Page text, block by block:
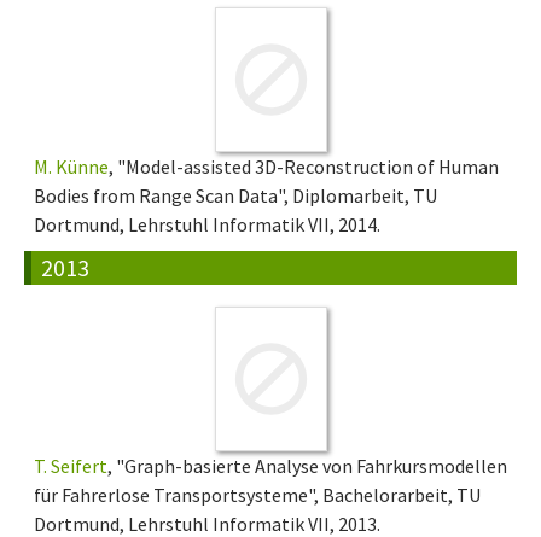
M. Künne, "Model-assisted 3D-Reconstruction of Human
Bodies from Range Scan Data", Diplomarbeit, TU
Dortmund, Lehrstuhl Informatik VII, 2014.
2013
T. Seifert, "Graph-basierte Analyse von Fahrkursmodellen
für Fahrerlose Transportsysteme", Bachelorarbeit, TU
Dortmund, Lehrstuhl Informatik VII, 2013.